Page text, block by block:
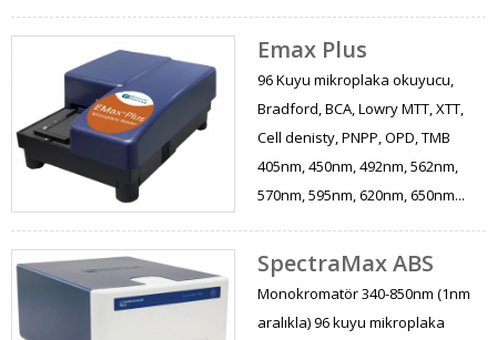
Emax Plus
96 Kuyu mikroplaka okuyucu,
Bradford, BCA, Lowry MTT, XTT,
Cell denisty, PNPP, OPD, TMB
405nm, 450nm, 492nm, 562nm,
570nm, 595nm, 620nm, 650nm...
SpectraMax ABS
Monokromatör 340-850nm (1nm
aralıkla) 96 kuyu mikroplaka